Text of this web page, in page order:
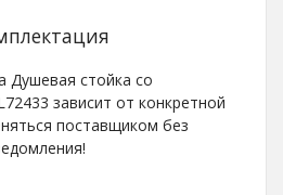
Душевая стойка со
зависит от конкретной
поставщиком без